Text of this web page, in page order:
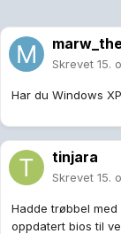
Skrevet 15.
Har du Windows
tinjara
Skrevet 15.
Hadde trøbbel
oppdatert bios til